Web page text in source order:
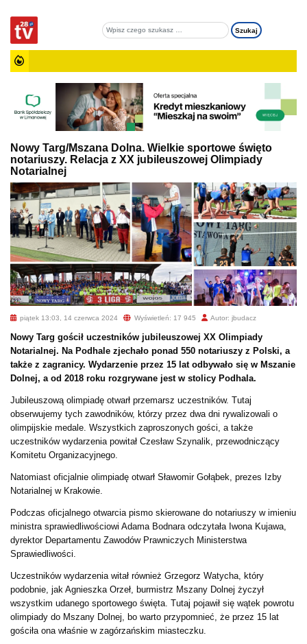
Nowy Targ/Mszana Dolna. Wielkie sportowe święto
notariuszy. Relacja z XX jubileuszowej Olimpiady
Notarialnej
piątek 13:03, 14 czerwca 2024 Wyświetleń: 17 945 Autor: jbudacz
Nowy Targ gościł uczestników jubileuszowej XX Olimpiady
Notarialnej. Na Podhale zjechało ponad 550 notariuszy z Polski, a
także z zagranicy. Wydarzenie przez 15 lat odbywało się w Mszanie
Dolnej, a od 2018 roku rozgrywane jest w stolicy Podhala.
Jubileuszową olimpiadę otwarł przemarsz uczestników. Tutaj
obserwujemy tych zawodników, którzy przez dwa dni rywalizowali o
olimpijskie medale. Wszystkich zaproszonych gości, a także
uczestników wydarzenia powitał Czesław Szynalik, przewodniczący
Komitetu Organizacyjnego.
Natomiast oficjalnie olimpiadę otwarł Sławomir Gołąbek, prezes Izby
Notarialnej w Krakowie.
Podczas oficjalnego otwarcia pismo skierowane do notariuszy w imieniu
ministra sprawiedliwościowi Adama Bodnara odczytała Iwona Kujawa,
dyrektor Departamentu Zawodów Prawniczych Ministerstwa
Sprawiedliwości.
Uczestników wydarzenia witał również Grzegorz Watycha, który
podobnie, jak Agnieszka Orzeł, burmistrz Mszany Dolnej życzył
wszystkim udanego sportowego święta. Tutaj pojawił się wątek powrotu
olimpiady do Mszany Dolnej, bo warto przypomnieć, że przez 15 lat
gościła ona właśnie w zagórzańskim miasteczku.